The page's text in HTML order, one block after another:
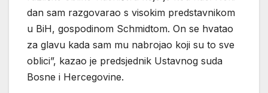
dan sam razgovarao s visokim predstavnikom
u BiH, gospodinom Schmidtom. On se hvatao
za glavu kada sam mu nabrojao koji su to sve
oblici”, kazao je predsjednik Ustavnog suda
Bosne i Hercegovine.